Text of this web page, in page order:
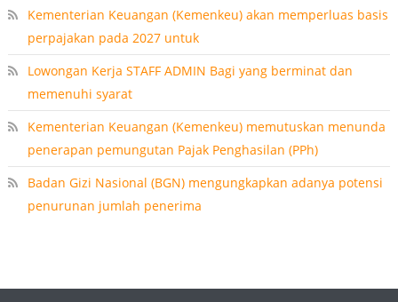
Kementerian Keuangan (Kemenkeu) akan memperluas basis
perpajakan pada 2027 untuk
Lowongan Kerja STAFF ADMIN Bagi yang berminat dan
memenuhi syarat
Kementerian Keuangan (Kemenkeu) memutuskan menunda
penerapan pemungutan Pajak Penghasilan (PPh)
Badan Gizi Nasional (BGN) mengungkapkan adanya potensi
penurunan jumlah penerima